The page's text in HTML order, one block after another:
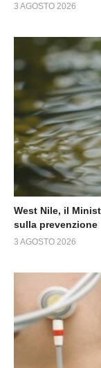
3 AGOSTO 2026
West Nile, il
sulla prevenzione
3 AGOSTO 2026